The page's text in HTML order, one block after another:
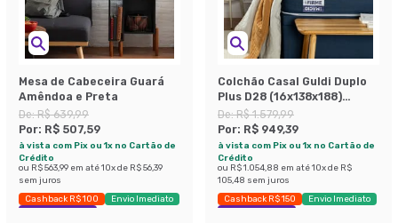
Mesa de Cabeceira Guará
Amêndoa e Preta
De:R$ 639,99
Por: R$ 507,59
à vista com Pix ou 1x no Cartão de
Crédito
ou R$ 563,99 em até10x de R$ 56,39
sem juros
Cashback R$ 100
Envio Imediato
Exclusivo Mobly
Colchão Casal Guldi Duplo
Plus D28 (16x138x188)
Branco e Azul
De:R$ 1.579,99
Por: R$ 949,39
à vista com Pix ou 1x no Cartão de
Crédito
ou R$ 1.054,88 em até10x de R$
105,48 sem juros
Cashback R$ 150
Envio Imediato
Exclusivo Mobly